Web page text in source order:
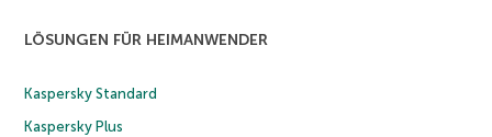
LÖSUNGEN FÜR HEIMANWENDER
Kaspersky Standard
Kaspersky Plus